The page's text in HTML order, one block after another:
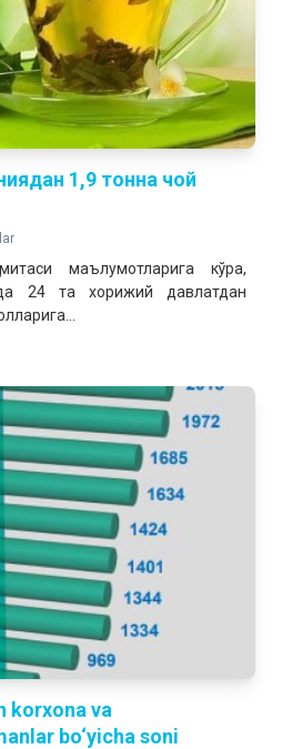
1,9 тонна чой
маълумотларига кўра,
24 та хорижий давлатдан
korxona va
bo‘yicha soni